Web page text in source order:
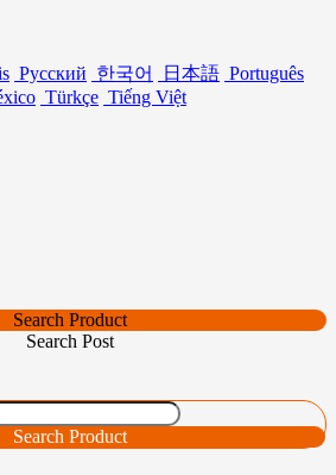
Русский 한국어 日本語 Português
Türkçe Tiếng Việt
Search Product
Search Post
Search Product